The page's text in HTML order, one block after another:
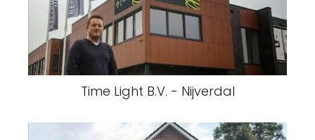
Time Light B.V. - Nijverdal